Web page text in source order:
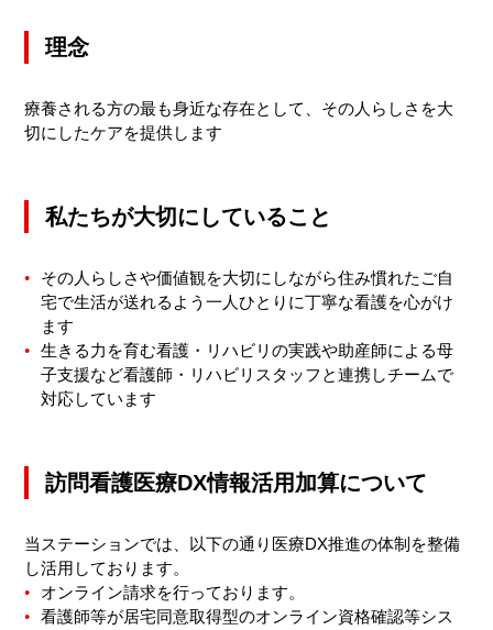
理念
療養される方の最も身近な存在として、その人らしさを大
切にしたケアを提供します
私たちが大切にしていること
その人らしさや価値観を大切にしながら住み慣れたご自
宅で生活が送れるよう一人ひとりに丁寧な看護を心がけ
ます
生きる力を育む看護・リハビリの実践や助産師による母
子支援など看護師・リハビリスタッフと連携しチームで
対応しています
訪問看護医療DX情報活用加算について
当ステーションでは、以下の通り医療DX推進の体制を整備
し活用しております。​
オンライン請求を行っております。
看護師等が居宅同意取得型のオンライン資格確認等シス